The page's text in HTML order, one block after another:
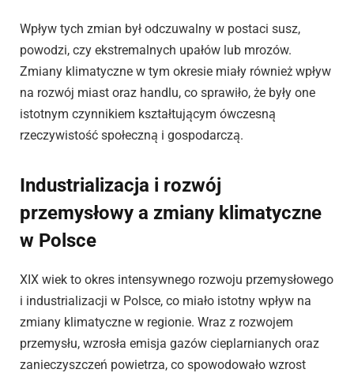
Wpływ tych zmian był odczuwalny w postaci susz,
powodzi, czy ekstremalnych upałów lub mrozów.
Zmiany klimatyczne w tym okresie miały również wpływ
na rozwój miast oraz handlu, co sprawiło, że były one
istotnym czynnikiem kształtującym ówczesną
rzeczywistość społeczną i gospodarczą.
Industrializacja i rozwój
przemysłowy a zmiany klimatyczne
w Polsce
XIX wiek to okres intensywnego rozwoju przemysłowego
i industrializacji w Polsce, co miało istotny wpływ na
zmiany klimatyczne w regionie. Wraz z rozwojem
przemysłu, wzrosła emisja gazów cieplarnianych oraz
zanieczyszczeń powietrza, co spowodowało wzrost